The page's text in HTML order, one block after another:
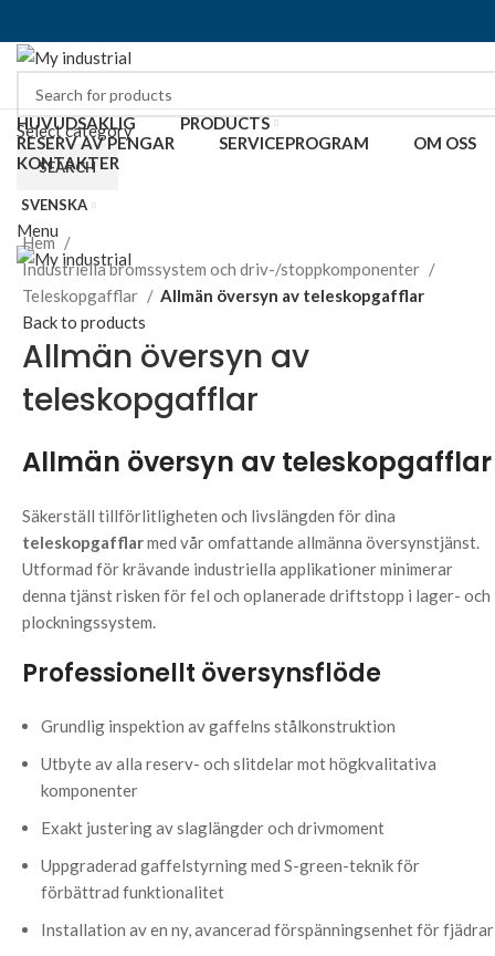
Select category
SEARCH
SVENSKA
Menu
HUVUDSAKLIG
PRODUCTS
RESERV AV PENGAR
SERVICEPROGRAM
OM OSS
KONTAKTER
Click to enlarge
Hem
Industriella bromssystem och driv-/stoppkomponenter
Teleskopgafflar
Allmän översyn av teleskopgafflar
Back to products
Allmän översyn av
teleskopgafflar
Allmän översyn av teleskopgafflar
Säkerställ tillförlitligheten och livslängden för dina
teleskopgafflarmed vår omfattande allmänna översynstjänst.
Utformad för krävande industriella applikationer minimerar
denna tjänst risken för fel och oplanerade driftstopp i lager- och
plockningssystem.
Professionellt översynsflöde
Grundlig inspektion av gaffelns stålkonstruktion
Utbyte av alla reserv- och slitdelar mot högkvalitativa
komponenter
Exakt justering av slaglängder och drivmoment
Uppgraderad gaffelstyrning med S-green-teknik för
förbättrad funktionalitet
Installation av en ny, avancerad förspänningsenhet för fjädrar